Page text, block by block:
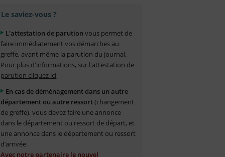
Le saviez-vous ?
L'attestation de parution vous permet de
faire immédiatement vos démarches au
greffe, avant même la parution du journal.
Pour plus d'informations, sur l'attestation de
parution cliquez ici
En cas de déménagement dans un autre
département ou autre ressort(changement
de greffe), vous devez faire une annonce
dans le département ou ressort de départ, et
une annonce dans le département ou ressort
d’arrivée.
Avec notre partenaire le nouvel